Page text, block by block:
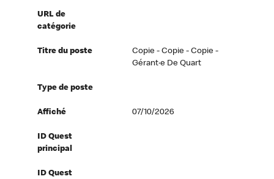
URL de
catégorie
Titre du poste
Copie - Copie - Copie -
Gérant·e De Quart
Type de poste
Affiché 07/10/2026
ID Quest
principal
ID Quest